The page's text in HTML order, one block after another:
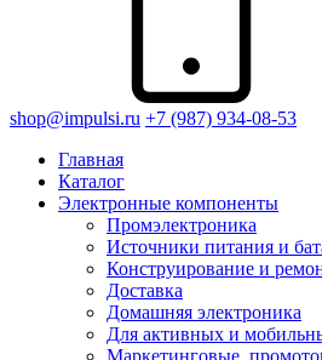
shop@impulsi.ru +7 (987) 934-08-53
Главная
Каталог
Электронные компоненты
Промэлектроника
Источники питания и
Конструирование и
Доставка
Домашняя электроника
Для активных и